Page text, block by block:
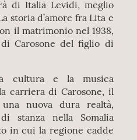
di Italia Levidi, meglio
storia d’amore fra Lita e
il matrimonio nel 1938,
Carosone del figlio di
cultura e la musica
carriera di Carosone, il
nuova dura realtà,
stanza nella Somalia
in cui la regione cadde